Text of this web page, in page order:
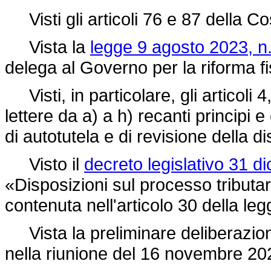
Visti gli articoli 76 e 87 della
Vista la legge 9 agosto 2023,
delega al Governo per la riforma
Visti, in particolare, gli articoli
lettere da a) a h) recanti principi
di autotutela e di revisione della
Visto il decreto legislativo 31
«Disposizioni sul processo
contenuta nell'articolo 30 della
Vista la preliminare
nella riunione del 16 novembre